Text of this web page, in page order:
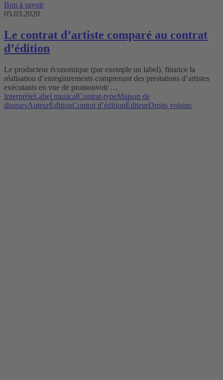
Bon à savoir
05.03.2020
Le contrat d’artiste comparé au contrat
d’édition
Le producteur économique (par exemple un label), finance la
réalisation d’enregistrements comprenant des prestations d’artistes
exécutants en vue de promouvoir …
InterprèteLabel musicalContrat-typeMaison de
disquesAuteurÉditionContrat d’éditionÉditeurDroits voisins